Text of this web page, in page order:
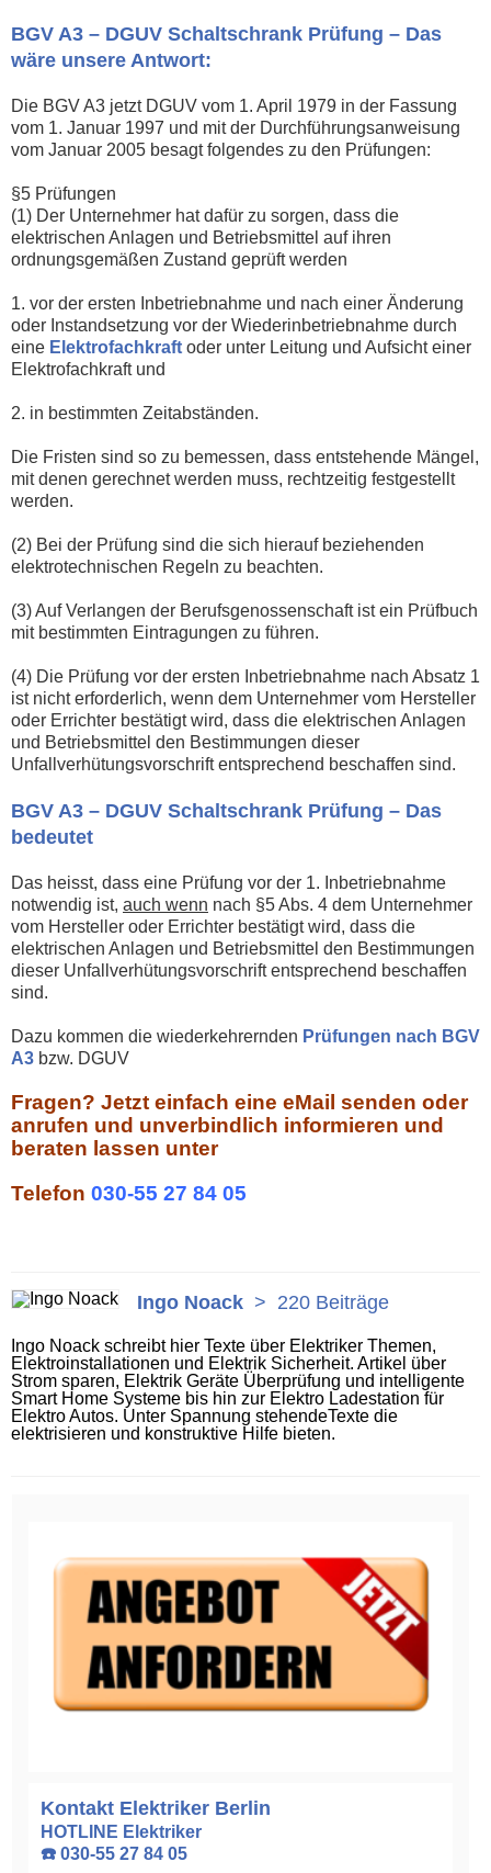
BGV A3 – DGUV Schaltschrank Prüfung – Das
wäre unsere Antwort:
Die BGV A3 jetzt DGUV vom 1. April 1979 in der Fassung
vom 1. Januar 1997 und mit der Durchführungsanweisung
vom Januar 2005 besagt folgendes zu den Prüfungen:
§5 Prüfungen
(1) Der Unternehmer hat dafür zu sorgen, dass die
elektrischen Anlagen und Betriebsmittel auf ihren
ordnungsgemäßen Zustand geprüft werden
1. vor der ersten Inbetriebnahme und nach einer Änderung
oder Instandsetzung vor der Wiederinbetriebnahme durch
eine Elektrofachkraft oder unter Leitung und Aufsicht einer
Elektrofachkraft und
2. in bestimmten Zeitabständen.
Die Fristen sind so zu bemessen, dass entstehende Mängel,
mit denen gerechnet werden muss, rechtzeitig festgestellt
werden.
(2) Bei der Prüfung sind die sich hierauf beziehenden
elektrotechnischen Regeln zu beachten.
(3) Auf Verlangen der Berufsgenossenschaft ist ein Prüfbuch
mit bestimmten Eintragungen zu führen.
(4) Die Prüfung vor der ersten Inbetriebnahme nach Absatz 1
ist nicht erforderlich, wenn dem Unternehmer vom Hersteller
oder Errichter bestätigt wird, dass die elektrischen Anlagen
und Betriebsmittel den Bestimmungen dieser
Unfallverhütungsvorschrift entsprechend beschaffen sind.
BGV A3 – DGUV Schaltschrank Prüfung – Das
bedeutet
Das heisst, dass eine Prüfung vor der 1. Inbetriebnahme
notwendig ist, auch wenn nach §5 Abs. 4 dem Unternehmer
vom Hersteller oder Errichter bestätigt wird, dass die
elektrischen Anlagen und Betriebsmittel den Bestimmungen
dieser Unfallverhütungsvorschrift entsprechend beschaffen
sind.
Dazu kommen die wiederkehrernden Prüfungen nach BGV
A3 bzw. DGUV
Fragen? Jetzt einfach eine eMail senden oder
anrufen und unverbindlich informieren und
beraten lassen unter
Telefon 030-55 27 84 05
Ingo Noack > 220 Beiträge
Ingo Noack schreibt hier Texte über Elektriker Themen,
Elektroinstallationen und Elektrik Sicherheit. Artikel über
Strom sparen, Elektrik Geräte Überprüfung und intelligente
Smart Home Systeme bis hin zur Elektro Ladestation für
Elektro Autos. Unter Spannung stehendeTexte die
elektrisieren und konstruktive Hilfe bieten.
Kontakt Elektriker Berlin
HOTLINE Elektriker
☎️ 030-55 27 84 05